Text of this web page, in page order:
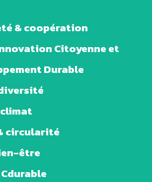
& coopération
Citoyenne et
Durable
circularité
être